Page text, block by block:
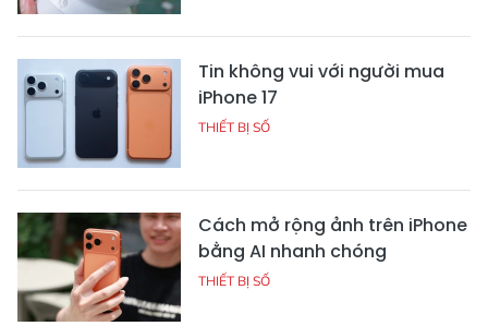
Tin không vui với người mua
iPhone 17
THIẾT BỊ SỐ
Cách mở rộng ảnh trên iPhone
bằng AI nhanh chóng
THIẾT BỊ SỐ